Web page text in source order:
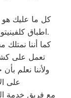
اطباق كلفينيتور وكيل معتمد لأجهزة كلفينيتور في مصر.
تعمل على
على